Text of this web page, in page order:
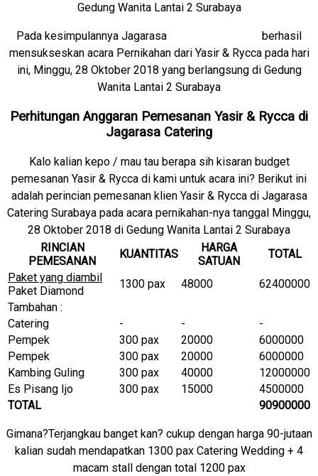
Gedung Wanita Lantai 2 Surabaya
Pada kesimpulannya Jagarasa
berhasil
mensukseskan acara Pernikahan dari Yasir & Rycca pada hari
ini, Minggu, 28 Oktober 2018 yang berlangsung di Gedung
Wanita Lantai 2 Surabaya
Perhitungan Anggaran Pemesanan Yasir & Rycca di
Jagarasa Catering
Kalo kalian kepo / mau tau berapa sih kisaran budget
pemesanan Yasir & Rycca di kami untuk acara ini? Berikut ini
adalah perincian pemesanan klien Yasir & Rycca di Jagarasa
Catering Surabaya pada acara pernikahan-nya tanggal Minggu,
28 Oktober 2018 di Gedung Wanita Lantai 2 Surabaya
RINCIAN
PEMESANAN
KUANTITAS
HARGA
SATUAN
TOTAL
Paket yang diambil
Paket Diamond
1300 pax 48000
62400000
Tambahan :
Catering
- -
-
Pempek
300 pax 20000
6000000
Pempek
300 pax 20000
6000000
Kambing Guling
300 pax 40000
12000000
Es Pisang Ijo
300 pax 15000
4500000
TOTAL
90900000
Gimana?Terjangkau banget kan? cukup dengan harga 90-jutaan
kalian sudah mendapatkan 1300 pax Catering Wedding + 4
macam stall dengan total 1200 pax